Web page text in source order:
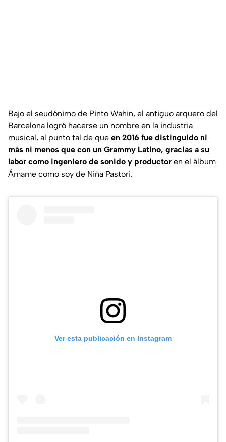
Bajo el seudónimo de Pinto Wahin, el antiguo arquero del
Barcelona logró hacerse un nombre en la industria
musical, al punto tal de que en 2016 fue distinguido ni
más ni menos que con un Grammy Latino, gracias a su
labor como ingeniero de sonido y productor en el álbum
Ámame como soy de Niña Pastori.
Ver esta publicación en Instagram